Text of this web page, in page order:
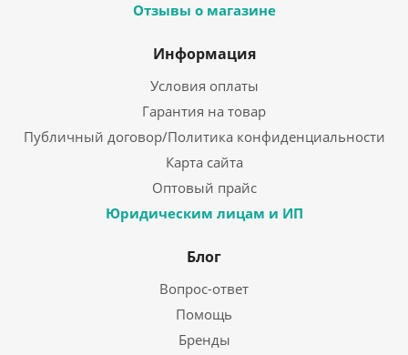
Отзывы о магазине
Информация
Условия оплаты
Гарантия на товар
Публичный договор/Политика конфиденциальности
Карта сайта
Оптовый прайс
Юридическим лицам и ИП
Блог
Вопрос-ответ
Помощь
Бренды